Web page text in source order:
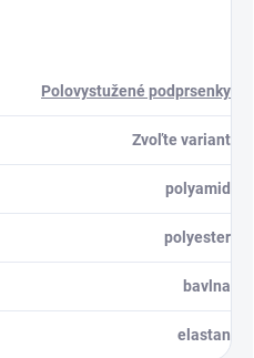
Polovystužené podprsenky
Zvoľte variant
polyamid
polyester
bavlna
elastan